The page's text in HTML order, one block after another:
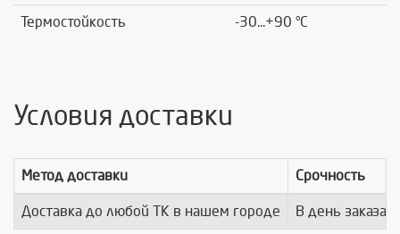
Термостойкость -30...+90 °C
Условия доставки
Метод доставки Срочность
Доставка до любой ТК в нашем городе В день заказа